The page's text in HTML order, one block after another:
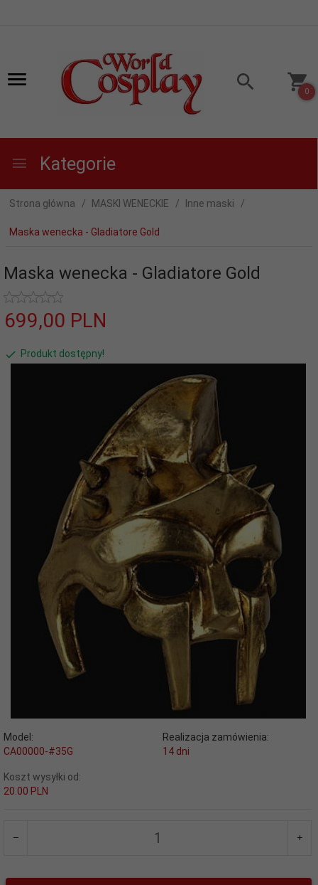
0
Kategorie
Strona główna MASKI WENECKIE Inne maski
Maska wenecka - Gladiatore Gold
Maska wenecka - Gladiatore Gold
699,00 PLN
Produkt dostępny!
Model:
CA00000-#35G
Realizacja zamówienia:
14 dni
Koszt wysyłki od:
20.00 PLN